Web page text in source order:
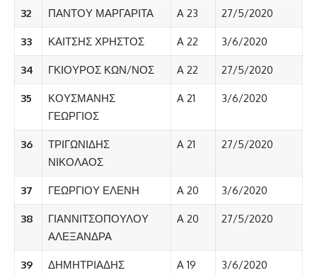
32 ΠΑΝΤΟΥ ΜΑΡΓΑΡΙΤΑ A 23 27/5/2020
33 ΚΑΙΤΣΗΣ ΧΡΗΣΤΟΣ A 22 3/6/2020
34 ΓΚΙΟΥΡΟΣ ΚΩΝ/ΝΟΣ A 22 27/5/2020
35
ΚΟΥΣΜΑΝΗΣ
ΓΕΩΡΓΙΟΣ
A 21 3/6/2020
36
ΤΡΙΓΩΝΙΔΗΣ
ΝΙΚΟΛΑΟΣ
A 21 27/5/2020
37 ΓΕΩΡΓΙΟΥ ΕΛΕΝΗ A 20 3/6/2020
38
ΓΙΑΝΝΙΤΣΟΠΟΥΛΟΥ
ΑΛΕΞΑΝΔΡΑ
A 20 27/5/2020
39
ΔΗΜΗΤΡΙΑΔΗΣ
A 19 3/6/2020